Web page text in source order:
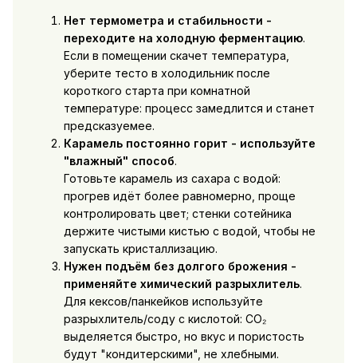
Нет термометра и стабильности -
переходите на холодную ферментацию.
Если в помещении скачет температура,
уберите тесто в холодильник после
короткого старта при комнатной
температуре: процесс замедлится и станет
предсказуемее.
Карамель постоянно горит - используйте
"влажный" способ.
Готовьте карамель из сахара с водой:
прогрев идёт более равномерно, проще
контролировать цвет; стенки сотейника
держите чистыми кистью с водой, чтобы не
запускать кристаллизацию.
Нужен подъём без долгого брожения -
применяйте химический разрыхлитель.
Для кексов/панкейков используйте
разрыхлитель/соду с кислотой: CO₂
выделяется быстро, но вкус и пористость
будут "кондитерскими", не хлебными.